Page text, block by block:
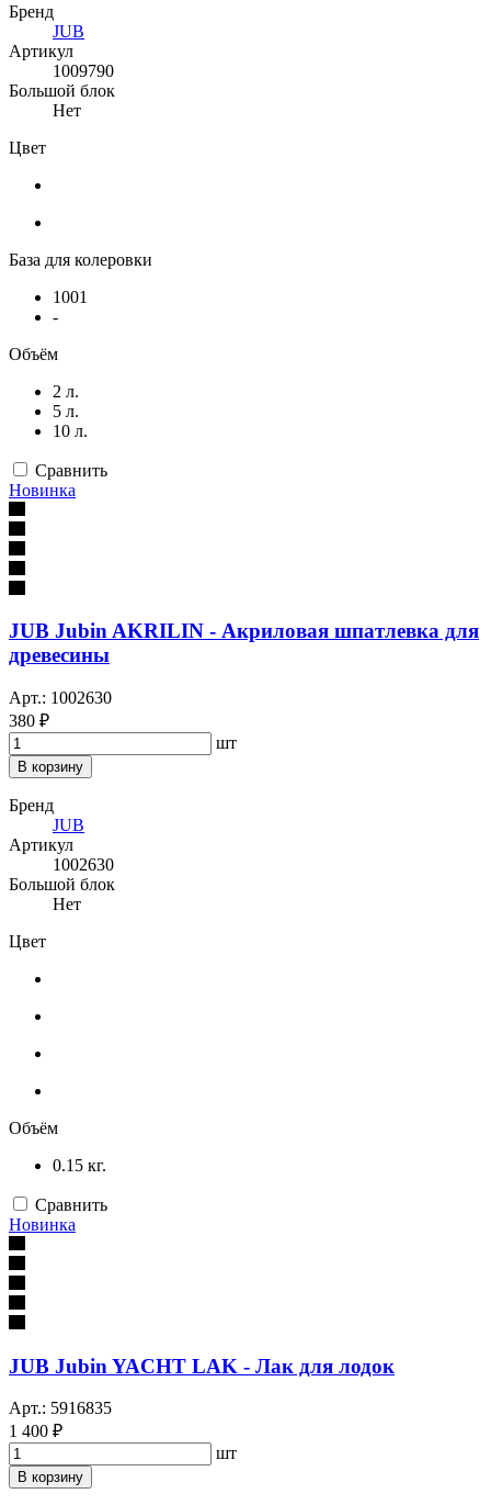
Бренд
JUB
Артикул
1009790
Большой блок
Нет
Цвет
База для колеровки
1001
-
Объём
2 л.
5 л.
10 л.
Сравнить
Новинка
JUB Jubin AKRILIN - Акриловая шпатлевка для
древесины
Арт.: 1002630
380 ₽
шт
В корзину
Бренд
JUB
Артикул
1002630
Большой блок
Нет
Цвет
Объём
0.15 кг.
Сравнить
Новинка
JUB Jubin YACHT LAK - Лак для лодок
Арт.: 5916835
1 400 ₽
шт
В корзину